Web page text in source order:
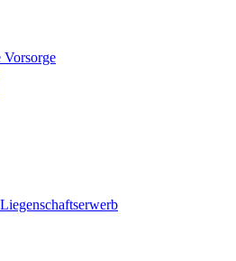
Vorsorge